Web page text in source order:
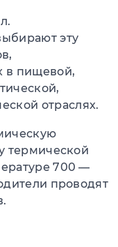
эту
в пищевой,
отраслях.
термической
700 —
проводят